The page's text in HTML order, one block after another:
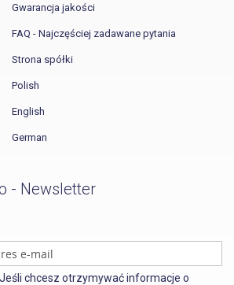
Gwarancja jakości
FAQ - Najczęściej zadawane pytania
Strona spółki
Polish
English
German
- Newsletter
chcesz otrzymywać informacje o